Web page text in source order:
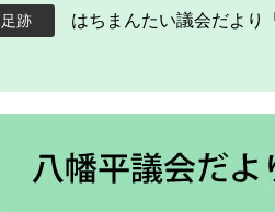
はちまんたい議会だより